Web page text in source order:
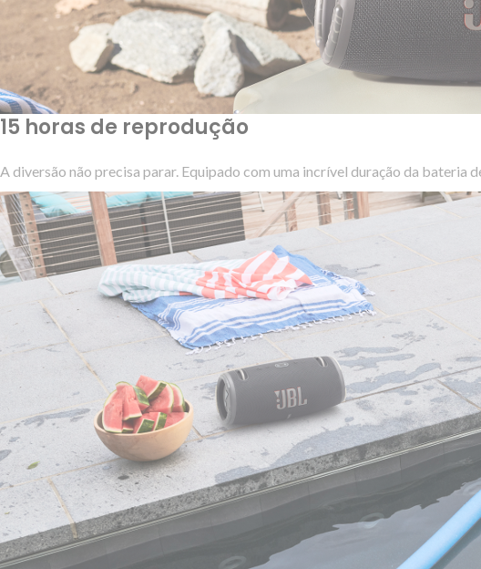
15 horas de reprodução
A diversão não precisa parar. Equipado com uma incrível duração da bateria